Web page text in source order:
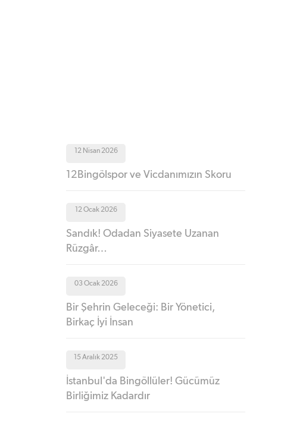
12 Nisan 2026
12Bingölspor ve Vicdanımızın Skoru
12 Ocak 2026
Sandık! Odadan Siyasete Uzanan
Rüzgâr…
03 Ocak 2026
Bir Şehrin Geleceği: Bir Yönetici,
Birkaç İyi İnsan
15 Aralık 2025
İstanbul'da Bingöllüler! Gücümüz
Birliğimiz Kadardır